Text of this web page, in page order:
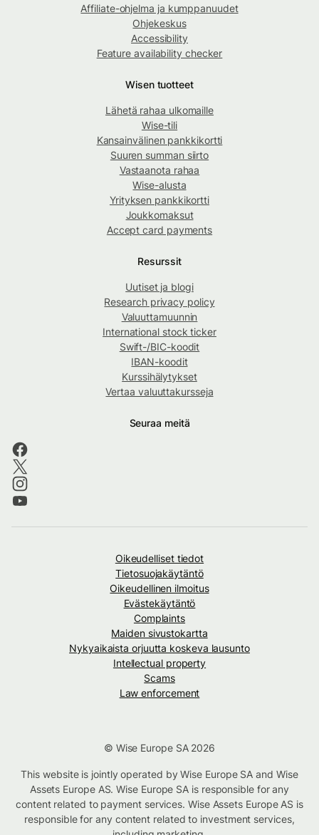
Affiliate-ohjelma ja kumppanuudet
Ohjekeskus
Accessibility
Feature availability checker
Wisen tuotteet
Lähetä rahaa ulkomaille
Wise-tili
Kansainvälinen pankkikortti
Suuren summan siirto
Vastaanota rahaa
Wise-alusta
Yrityksen pankkikortti
Joukkomaksut
Accept card payments
Resurssit
Uutiset ja blogi
Research privacy policy
Valuuttamuunnin
International stock ticker
Swift-/BIC-koodit
IBAN-koodit
Kurssihälytykset
Vertaa valuuttakursseja
Seuraa meitä
Oikeudelliset tiedot
Tietosuojakäytäntö
Oikeudellinen ilmoitus
Evästekäytäntö
Complaints
Maiden sivustokartta
Nykyaikaista orjuutta koskeva lausunto
Intellectual property
Scams
Law enforcement
© Wise Europe SA 2026
This website is jointly operated by Wise Europe SA and Wise
Assets Europe AS. Wise Europe SA is responsible for any
content related to payment services. Wise Assets Europe AS is
responsible for any content related to investment services,